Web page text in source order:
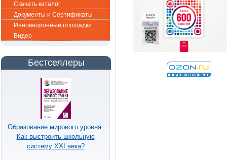
Скачать каталог
Документы и Сертификаты
Инновационные площадки
Видео
Бестселлеры
Образование мирового уровня.
Как выстроить школьную
систему XXI века?